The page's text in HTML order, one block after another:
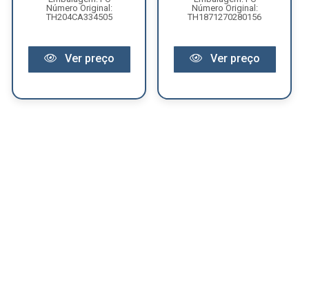
Número Original:
TH204CA334505
Ver preço
Número Original:
TH1871270280156
Ver preço